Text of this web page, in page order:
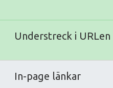
Understreck i URLen
In-page länkar